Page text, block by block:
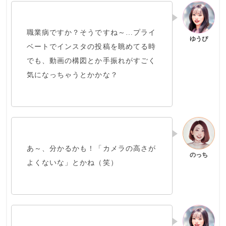
職業病ですか？そうですね～…プライ
ベートでインスタの投稿を眺めてる時
でも、動画の構図 とか手振れがすごく
気になっちゃうとかかな？
あ～、分かるかも！「カメラの高さが
よくないな」とかね（笑）